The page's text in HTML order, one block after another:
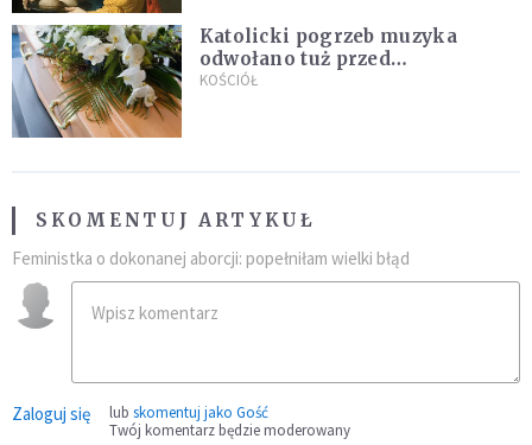
Katolicki pogrzeb muzyka
odwołano tuż przed
uroczystością. Powodem była
KOŚCIÓŁ
SKOMENTUJ ARTYKUŁ
Feministka o dokonanej aborcji: popełniłam wielki błąd
Zaloguj się lub skomentuj jako Gość
Twój komentarz będzie moderowany